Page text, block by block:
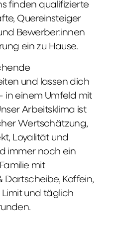
finden qualifizierte
Quereinsteiger
Bewerber:innen
ein zu Hause.
und lassen dich
in einem Umfeld mit
Arbeitsklima ist
Wertschätzung,
Loyalität und
immer noch ein
mit
Dartscheibe, Koffein,
Limit und täglich